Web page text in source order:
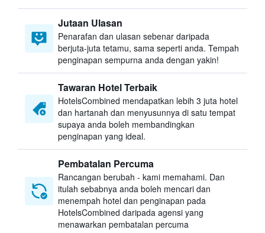
Jutaan Ulasan
Penarafan dan ulasan sebenar daripada
berjuta-juta tetamu, sama seperti anda. Tempah
penginapan sempurna anda dengan yakin!
Tawaran Hotel Terbaik
HotelsCombined mendapatkan lebih 3 juta hotel
dan hartanah dan menyusunnya di satu tempat
supaya anda boleh membandingkan
penginapan yang ideal.
Pembatalan Percuma
Rancangan berubah - kami memahami. Dan
itulah sebabnya anda boleh mencari dan
menempah hotel dan penginapan pada
HotelsCombined daripada agensi yang
menawarkan pembatalan percuma